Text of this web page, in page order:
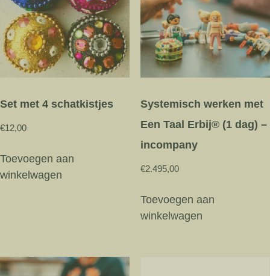
Set met 4 schatkistjes
€12,00
Toevoegen aan
winkelwagen
Systemisch werken met
Een Taal Erbij® (1 dag) –
incompany
€2.495,00
Toevoegen aan
winkelwagen